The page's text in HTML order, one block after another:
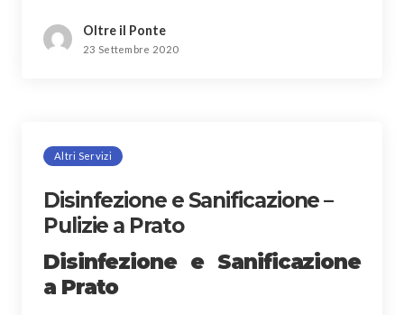
Oltre il Ponte
23 Settembre 2020
Altri Servizi
Disinfezione e Sanificazione –
Pulizie a Prato
Disinfezione e Sanificazione
a Prato